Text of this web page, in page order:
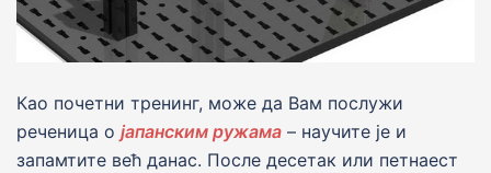
Као почетни тренинг, може да Вам послужи
реченица о јапанским ружама – научите је и
запамтите већ данас. После десетак или петнаест